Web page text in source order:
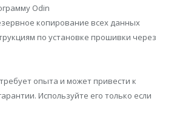
Odin
копирование всех данных
по установке прошивки через
опыта и может привести к
Используйте его только если